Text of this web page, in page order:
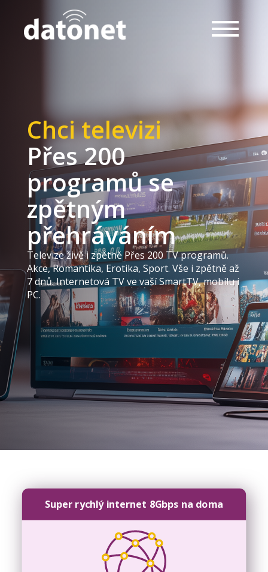
Chci televizi
Přes 200
programů se
zpětným
přehráváním
Televize živě i zpětně Přes 200 TV programů.
Akce, Romantika, Erotika, Sport. Vše i zpětně až
7 dnů. Internetová TV ve vaší SmartTV, mobilu i
PC.
Super rychlý internet 8Gbps na doma